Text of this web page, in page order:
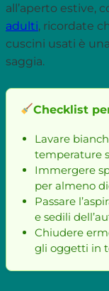
all’aperto estive,
adulti, ricordate
cuscini usati è
saggia.
Checklist
Lavare
temperature
Immergere
per almeno
Passare
e sedili
Chiudere
gli oggetti in